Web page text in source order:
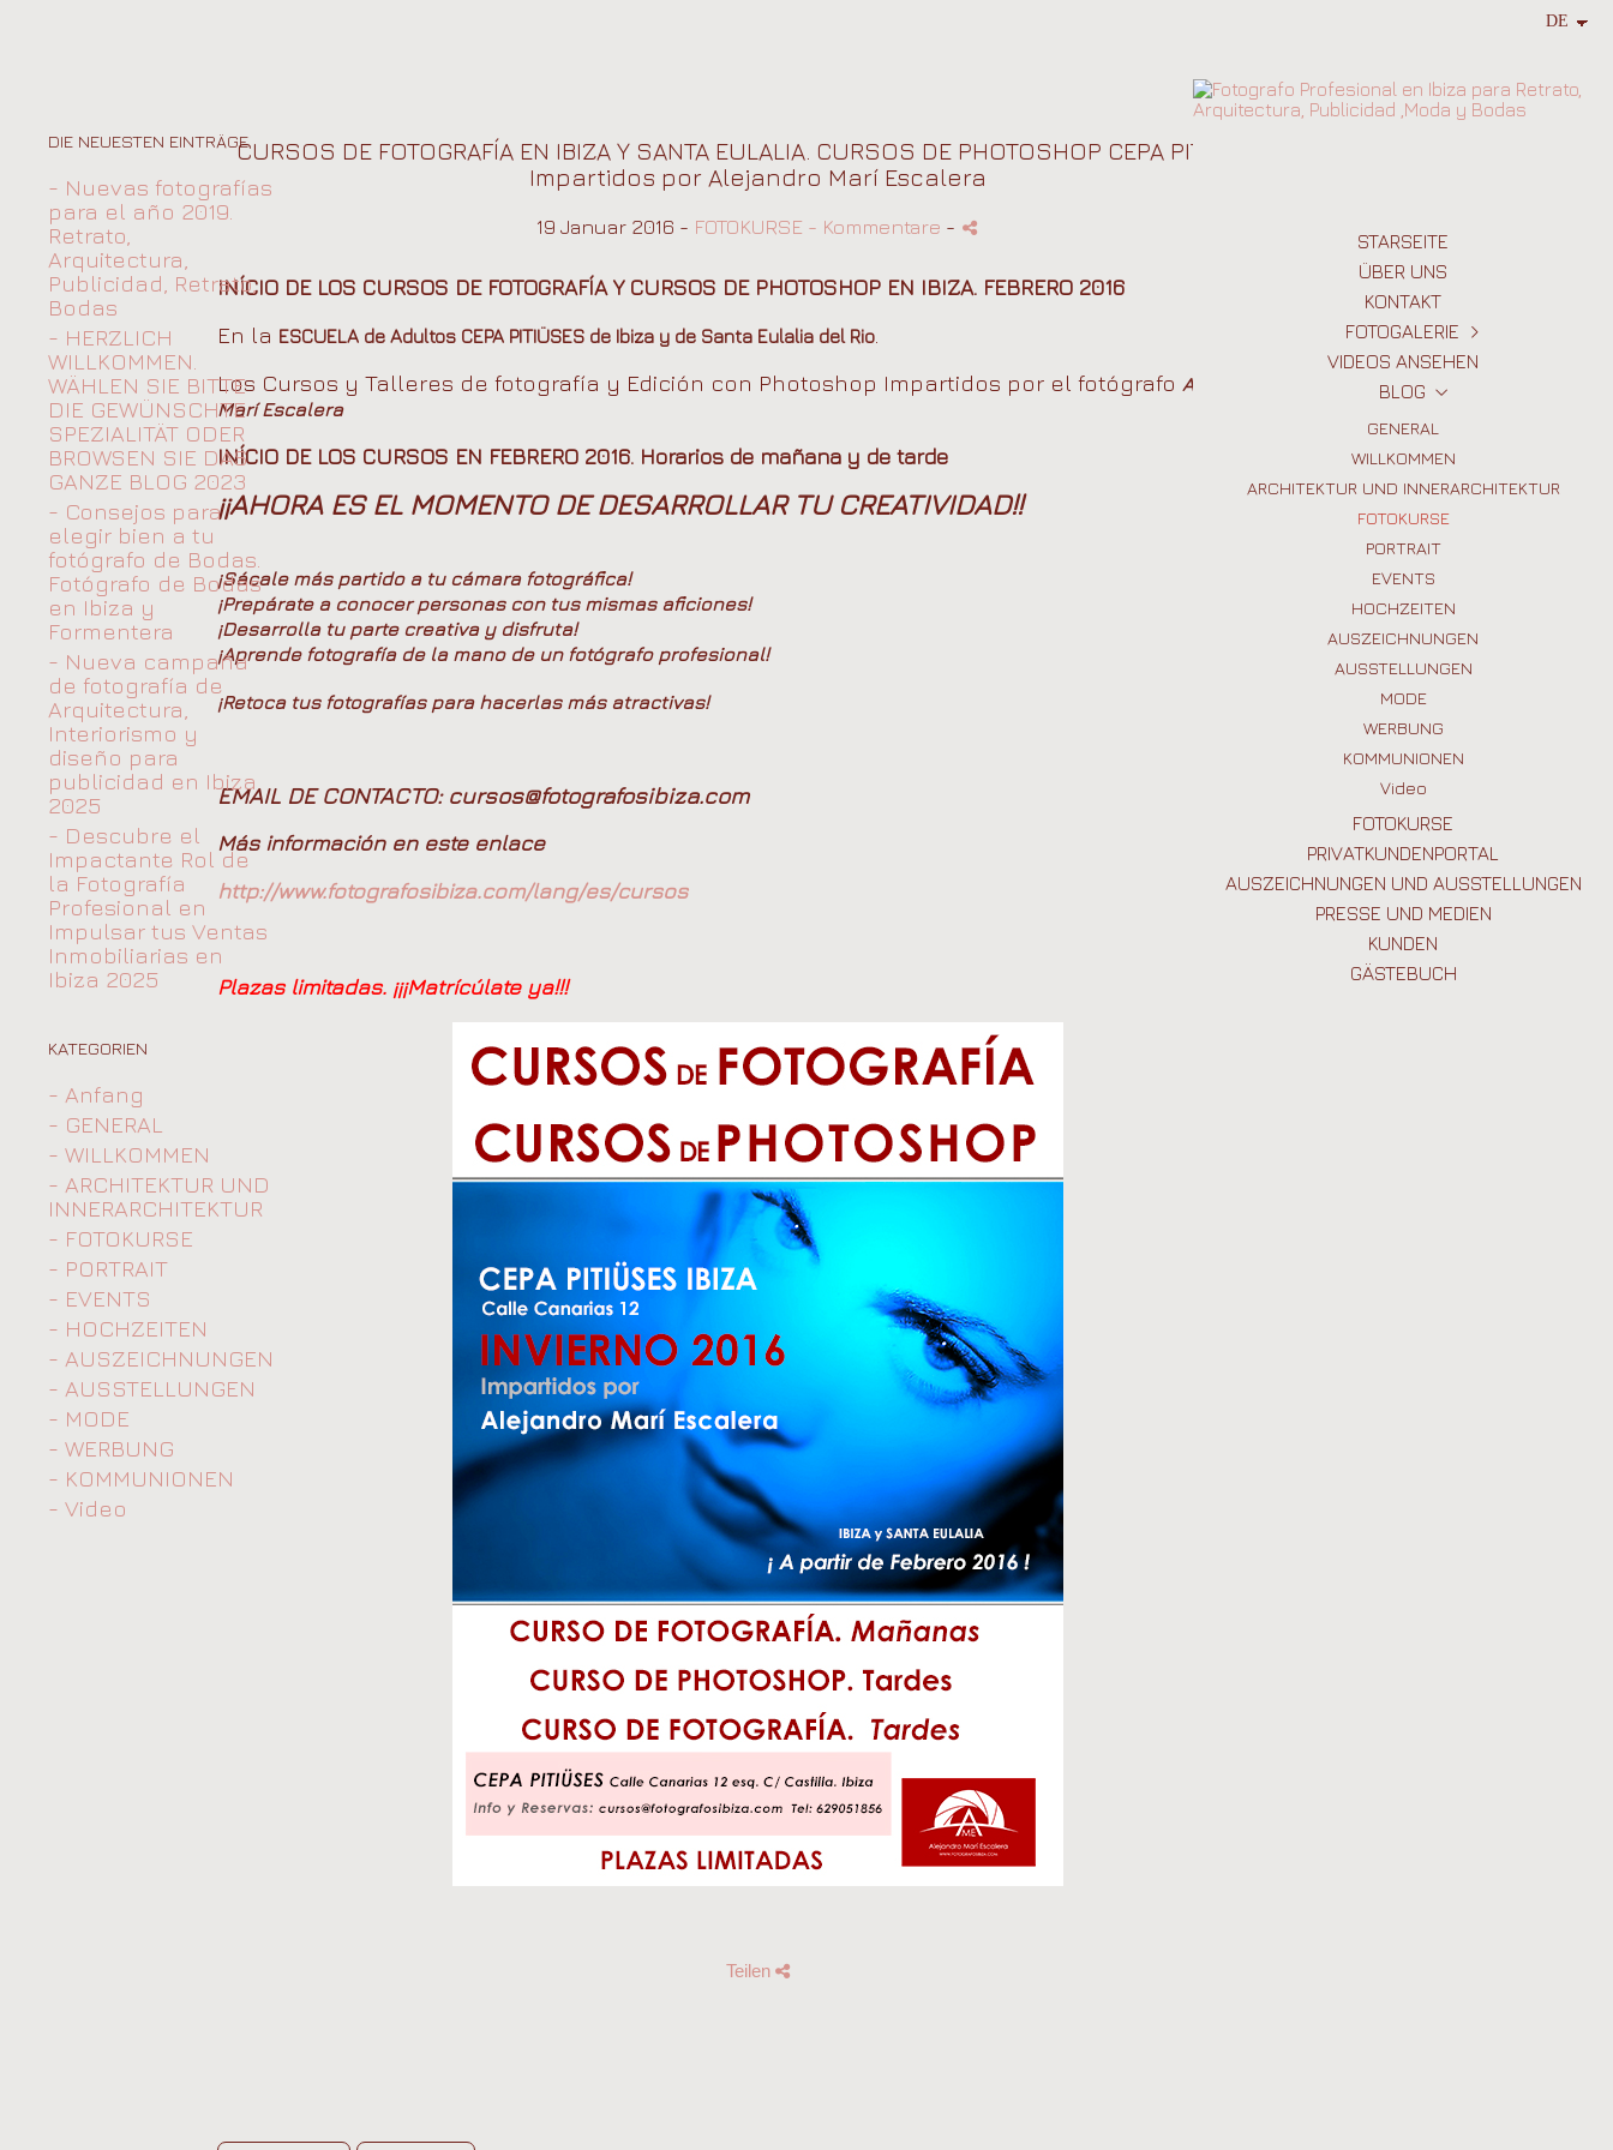
STARSEITE
ÜBER UNS
KONTAKT
FOTOGALERIE
IMMOBILIEN
ARCHITEKTUR UND INNENARCHITEKTUR
PORTRAITS
EVENTS
MODE
HOCHZEITEN
HOCHZEITSALBEN
UNTERNEHMEN UND WERBUNG
COMUNIONES Y BAUTIZOS
FOTOGRAFIAS VARIOS TEMAS
VÍDEOS
VIDEOS ANSEHEN
BLOG
GENERAL
WILLKOMMEN
ARCHITEKTUR UND INNERARCHITEKTUR
FOTOKURSE
PORTRAIT
EVENTS
HOCHZEITEN
AUSZEICHNUNGEN
AUSSTELLUNGEN
MODE
WERBUNG
KOMMUNIONEN
Video
FOTOKURSE
PRIVATKUNDENPORTAL
AUSZEICHNUNGEN UND AUSSTELLUNGEN
PRESSE UND MEDIEN
KUNDEN
GÄSTEBUCH
CURSOS DE FOTOGRAFÍA EN IBIZA Y SANTA EULALIA. CURSOS DE PHOTOSHOP CEPA PITIÜSES.
Impartidos por Alejandro Marí Escalera
19 Januar 2016 - FOTOKURSE - Kommentare -
INÍCIO DE LOS CURSOS DE FOTOGRAFÍA Y CURSOS DE PHOTOSHOP EN IBIZA. FEBRERO 2016
En la ESCUELA de Adultos CEPA PITIÜSES de Ibiza y de Santa Eulalia del Rio
Los Cursos y Talleres de fotografía y Edición con Photoshop Impartidos por el fotógrafoAlejandro
Marí Escalera
INÍCIO DE LOS CURSOS EN FEBRERO 2016. Horarios de mañana y de tarde
¡¡AHORA ES EL MOMENTO DE DESARROLLAR TU CREATIVIDAD!!
¡Sácale más partido a tu cámara fotográfica!
¡Prepárate a conocer personas con tus mismas aficiones!
¡Desarrolla tu parte creativa y disfruta!
¡Aprende fotografía de la mano de un fotógrafo profesional!
¡Retoca tus fotografías para hacerlas más atractivas!
EMAIL DE CONTACTO: cursos@fotografosibiza.com
Más información en este enlace
http://www.fotografosibiza.com/lang/es/cursos
Plazas limitadas. ¡¡¡Matrícúlate ya!!!
Teilen
DIE NEUESTEN EINTRÄGE
- Nuevas fotografías
para el año 2019.
Retrato,
Arquitectura,
Publicidad, Retrato,
Bodas
- HERZLICH
WILLKOMMEN.
WÄHLEN SIE BITTE
DIE GEWÜNSCHTE
SPEZIALITÄT ODER
BROWSEN SIE DAS
GANZE BLOG 2023
- Consejos para
elegir bien a tu
fotógrafo de Bodas.
Fotógrafo de Bodas
en Ibiza y
Formentera
- Nueva campaña
de fotografía de
Arquitectura,
Interiorismo y
diseño para
publicidad en Ibiza
2025
- Descubre el
Impactante Rol de
la Fotografía
Profesional en
Impulsar tus Ventas
Inmobiliarias en
Ibiza 2025
KATEGORIEN
- Anfang
- GENERAL
- WILLKOMMEN
- ARCHITEKTUR UND
INNERARCHITEKTUR
- FOTOKURSE
- PORTRAIT
- EVENTS
- HOCHZEITEN
- AUSZEICHNUNGEN
- AUSSTELLUNGEN
- MODE
- WERBUNG
- KOMMUNIONEN
- Video